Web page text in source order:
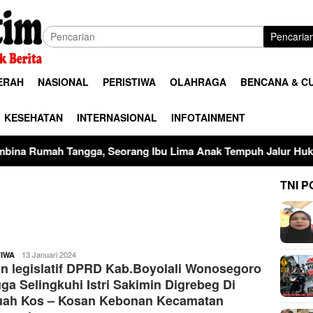
NASIONAL PERISTIWA OLAHRAGA BENCANA &
KESEHATAN INTERNASIONAL INFOTAINMENT
Seorang Ibu Lima Anak Tempuh Jalur Hukum Usai Dugaan
buserjatim
13 Januari 2024
legislatif DPRD Kab.Boyolali Wonosegoro
Selingkuhi Istri Sakimin Digrebeg Di
Kos – Kosan Kebonan Kecamatan
TNI